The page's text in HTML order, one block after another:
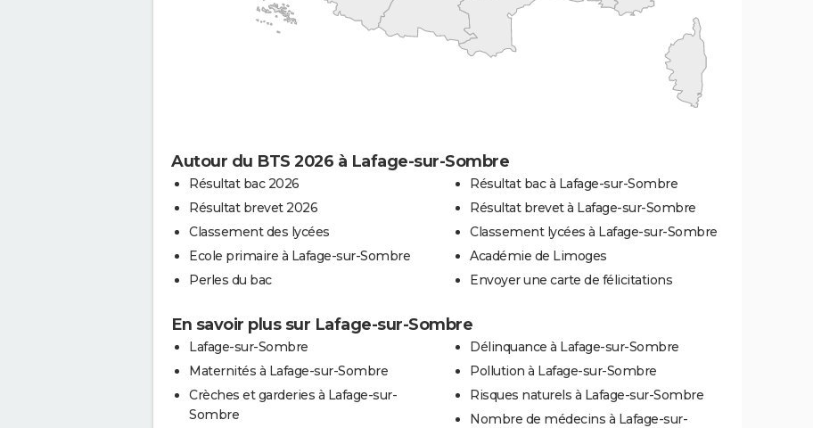
Autour du BTS 2026 à Lafage-sur-Sombre
Résultat bac 2026
Résultat brevet 2026
Classement des lycées
Ecole primaire à Lafage-sur-Sombre
Perles du bac
Résultat bac à Lafage-sur-Sombre
Résultat brevet à Lafage-sur-Sombre
Classement lycées à Lafage-sur-Sombre
Académie de Limoges
Envoyer une carte de félicitations
En savoir plus sur Lafage-sur-Sombre
Lafage-sur-Sombre
Maternités à Lafage-sur-Sombre
Crèches et garderies à Lafage-sur-
Sombre
Délinquance à Lafage-sur-Sombre
Pollution à Lafage-sur-Sombre
Risques naturels à Lafage-sur-Sombre
Nombre de médecins à Lafage-sur-